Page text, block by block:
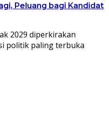
Peluang bagi Kandidat
2029 diperkirakan
politik paling terbuka